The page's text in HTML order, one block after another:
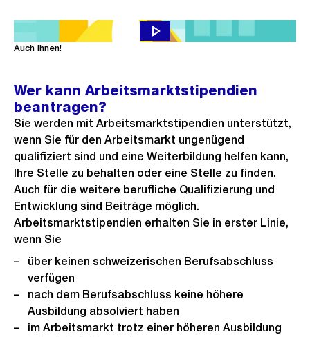
Möchten Sie einen neuen Beruf lernen? Die Stadt Zürich hilft.
Auch Ihnen!
Wer kann Arbeitsmarktstipendien
beantragen?
Sie werden mit Arbeitsmarktstipendien unterstützt,
wenn Sie für den Arbeitsmarkt ungenügend
qualifiziert sind und eine Weiterbildung helfen kann,
Ihre Stelle zu behalten oder eine Stelle zu finden.
Auch für die weitere berufliche Qualifizierung und
Entwicklung sind Beiträge möglich.
Arbeitsmarktstipendien erhalten Sie in erster Linie,
wenn Sie
über keinen schweizerischen Berufsabschluss
verfügen
nach dem Berufsabschluss keine höhere
Ausbildung absolviert haben
im Arbeitsmarkt trotz einer höheren Ausbildung